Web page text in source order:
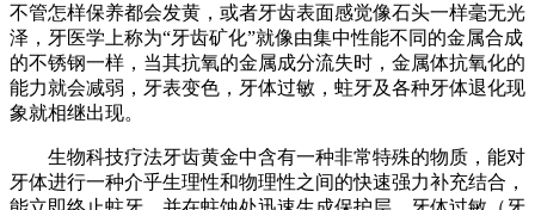
不管怎样保养都会发黄，或者牙齿表面感觉像石头一样毫无光
泽，牙医学上称为“牙齿矿化”就像由集中性能不同的金属合成
的不锈钢一样，当其抗氧的金属成分流失时，金属体抗氧化的
能力就会减弱，牙表变色，牙体过敏，蛀牙及各种牙体退化现
象就相继出现。
生物科技疗法牙齿黄金中含有一种非常特殊的物质，能对
牙体进行一种介乎生理性和物理性之间的快速强力补充结合，